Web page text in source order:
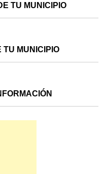
TU MUNICIPIO
MUNICIPIO